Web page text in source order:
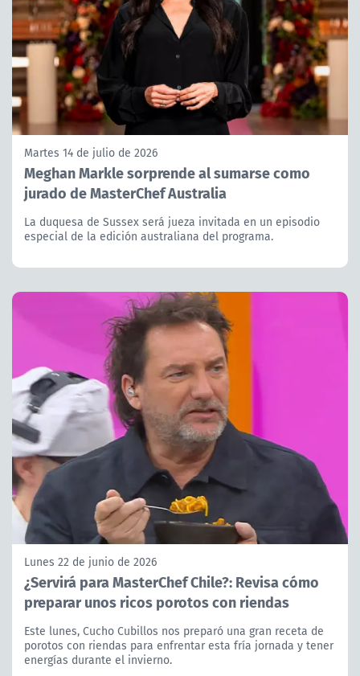
Martes 14 de julio de 2026
Meghan Markle sorprende al sumarse como
jurado de MasterChef Australia
La duquesa de Sussex será jueza invitada en un episodio
especial de la edición australiana del programa.
Lunes 22 de junio de 2026
¿Servirá para MasterChef Chile?: Revisa cómo
preparar unos ricos porotos con riendas
Este lunes, Cucho Cubillos nos preparó una gran receta de
porotos con riendas para enfrentar esta fría jornada y tener
energías durante el invierno.